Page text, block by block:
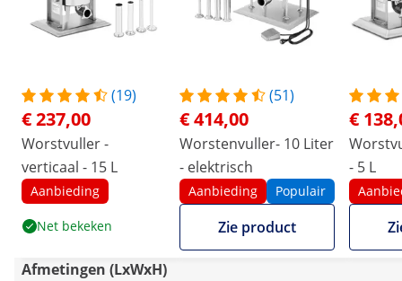
(19)
€ 237,00
Worstvuller -
verticaal - 15 L
Aanbieding
Net bekeken
(51)
€ 414,00
Worstenvuller- 10 Liter
- elektrisch
Aanbieding Populair
Zie product
€
- 5 L
Afmetingen (LxWxH)